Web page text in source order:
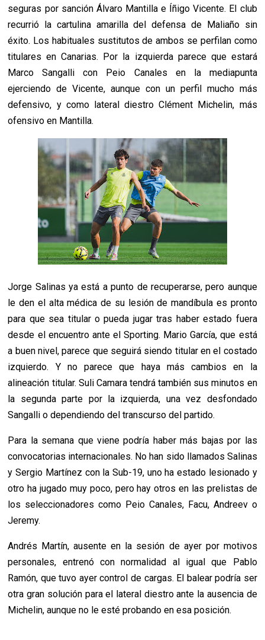
seguras por sanción Álvaro Mantilla e Íñigo Vicente. El club
recurrió la cartulina amarilla del defensa de Maliaño sin
éxito. Los habituales sustitutos de ambos se perfilan como
titulares en Canarias. Por la izquierda parece que estará
Marco Sangalli con Peio Canales en la mediapunta
ejerciendo de Vicente, aunque con un perfil mucho más
defensivo, y como lateral diestro Clément Michelin, más
ofensivo en Mantilla.
Jorge Salinas ya está a punto de recuperarse, pero aunque
le den el alta médica de su lesión de mandíbula es pronto
para que sea titular o pueda jugar tras haber estado fuera
desde el encuentro ante el Sporting. Mario García, que está
a buen nivel, parece que seguirá siendo titular en el costado
izquierdo. Y no parece que haya más cambios en la
alineación titular. Suli Camara tendrá también sus minutos en
la segunda parte por la izquierda, una vez desfondado
Sangalli o dependiendo del transcurso del partido.
Para la semana que viene podría haber más bajas por las
convocatorias internacionales. No han sido llamados Salinas
y Sergio Martínez con la Sub-19, uno ha estado lesionado y
otro ha jugado muy poco, pero hay otros en las prelistas de
los seleccionadores como Peio Canales, Facu, Andreev o
Jeremy.
Andrés Martín, ausente en la sesión de ayer por motivos
personales, entrenó con normalidad al igual que Pablo
Ramón, que tuvo ayer control de cargas. El balear podría ser
otra gran solución para el lateral diestro ante la ausencia de
Michelin, aunque no le esté probando en esa posición.